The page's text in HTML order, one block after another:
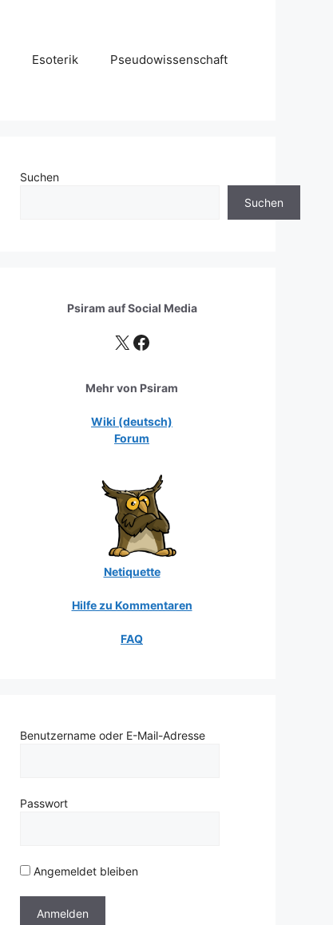
Esoterik Pseudowissenschaft
Suchen
Suchen
Psiram aufSocial Media
X Facebook
Mehr von Psiram
Wiki (deutsch)
Forum
Netiquette
Hilfe zu Kommentaren
FAQ
Benutzername oder E-Mail-Adresse
Passwort
Angemeldet bleiben